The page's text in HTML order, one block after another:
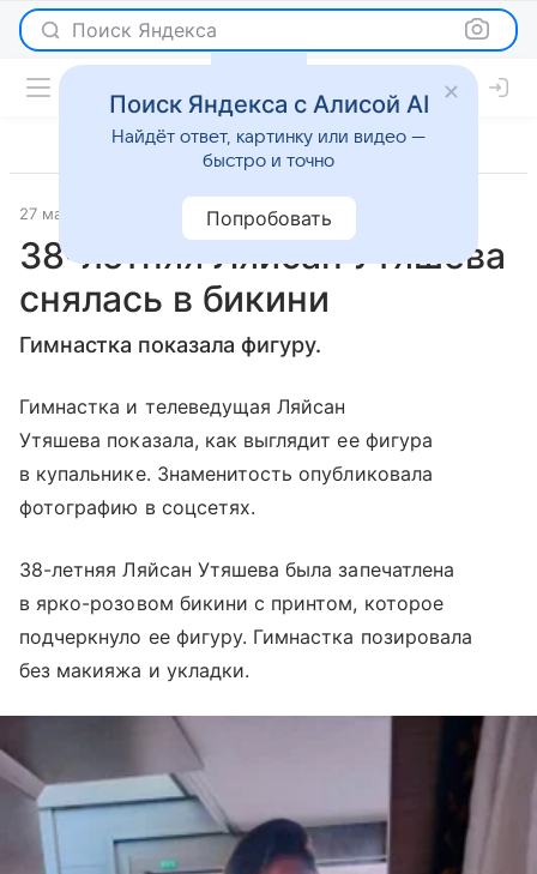
Поиск Яндекса
27 мая 2024 Светская жизнь
38-летняя Ляйсан Утяшева
снялась в бикини
Гимнастка показала фигуру.
Гимнастка и телеведущая Ляйсан
Утяшева показала, как выглядит ее фигура
в купальнике. Знаменитость опубликовала
фотографию в соцсетях.
38-летняя Ляйсан Утяшева была запечатлена
в ярко-розовом бикини с принтом, которое
подчеркнуло ее фигуру. Гимнастка позировала
без макияжа и укладки.
Поиск Яндекса с Алисой AI
Найдёт ответ, картинку или видео —
быстро и точно
Попробовать